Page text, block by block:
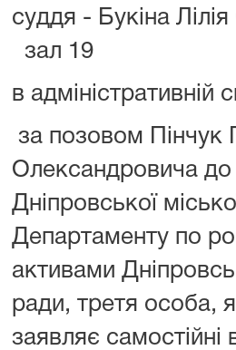
суддя - Букіна Лілія
зал 19
в адміністративній
за позовом Пінчук
Олександровича до
Дніпровської
Департаменту по
активами
ради, третя особа,
заявляє самостійні